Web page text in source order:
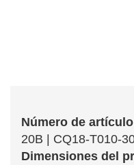
Número de
20B | CQ18-T010-
Dimensiones del